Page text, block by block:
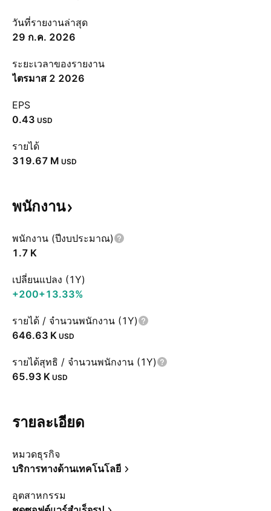
วันที่รายงานล่าสุด
29 ก.ค. 2026
ระยะเวลาของรายงาน
ไตรมาส 2 2026
EPS
0.43 USD
รายได้
‪319.67 M‬ USD
พนักงาน
พนักงาน (ปีงบประมาณ)
‪1.7 K‬
เปลี่ยนแปลง (1Y)
+200+13.33%
รายได้ / จำนวนพนักงาน (1Y)
‪646.63 K‬ USD
รายได้สุทธิ / จำนวนพนักงาน (1Y)
‪65.93 K‬ USD
รายละเอียด
หมวดธุรกิจ
บริการทางด้านเทคโนโลยี
อุตสาหกรรม